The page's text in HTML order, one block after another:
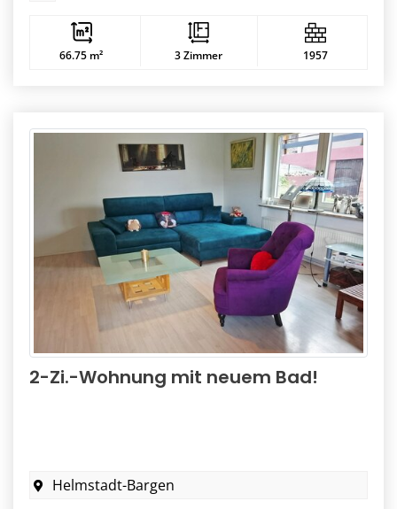
66.75 m² 3 Zimmer 1957
2-Zi.-Wohnung mit neuem Bad!
Helmstadt-Bargen